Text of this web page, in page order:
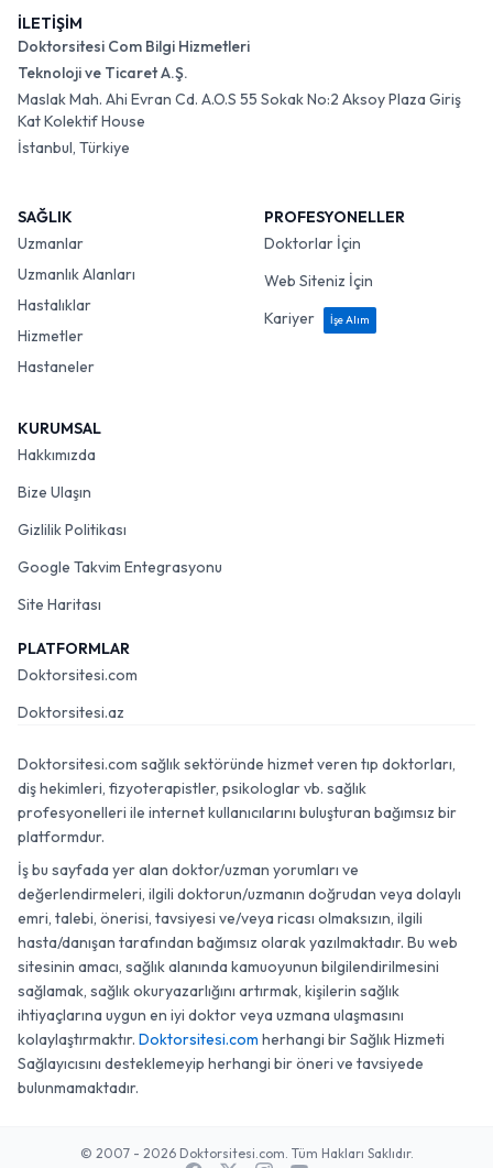
İLETİŞİM
Doktorsitesi Com Bilgi Hizmetleri
Teknoloji ve Ticaret A.Ş.
Maslak Mah. Ahi Evran Cd. A.O.S 55 Sokak No:2 Aksoy Plaza Giriş
Kat Kolektif House
İstanbul, Türkiye
SAĞLIK
Uzmanlar
Uzmanlık Alanları
Hastalıklar
Hizmetler
Hastaneler
PROFESYONELLER
Doktorlar İçin
Web Siteniz İçin
Kariyer
İşe Alım
KURUMSAL
Hakkımızda
Bize Ulaşın
Gizlilik Politikası
Google Takvim Entegrasyonu
Site Haritası
PLATFORMLAR
Doktorsitesi.com
Doktorsitesi.az
Doktorsitesi.com sağlık sektöründe hizmet veren tıp doktorları,
diş hekimleri, fizyoterapistler, psikologlar vb. sağlık
profesyonelleri ile internet kullanıcılarını buluşturan bağımsız bir
platformdur.
İş bu sayfada yer alan doktor/uzman yorumları ve
değerlendirmeleri, ilgili doktorun/uzmanın doğrudan veya dolaylı
emri, talebi, önerisi, tavsiyesi ve/veya ricası olmaksızın, ilgili
hasta/danışan tarafından bağımsız olarak yazılmaktadır. Bu web
sitesinin amacı, sağlık alanında kamuoyunun bilgilendirilmesini
sağlamak, sağlık okuryazarlığını artırmak, kişilerin sağlık
ihtiyaçlarına uygun en iyi doktor veya uzmana ulaşmasını
kolaylaştırmaktır. Doktorsitesi.com herhangi bir Sağlık Hizmeti
Sağlayıcısını desteklemeyip herhangi bir öneri ve tavsiyede
bulunmamaktadır.
© 2007 - 2026 Doktorsitesi.com. Tüm Hakları Saklıdır.